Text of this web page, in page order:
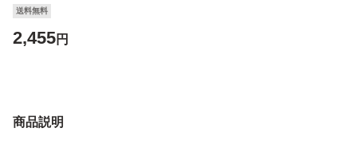
送料無料
2,455円
商品説明